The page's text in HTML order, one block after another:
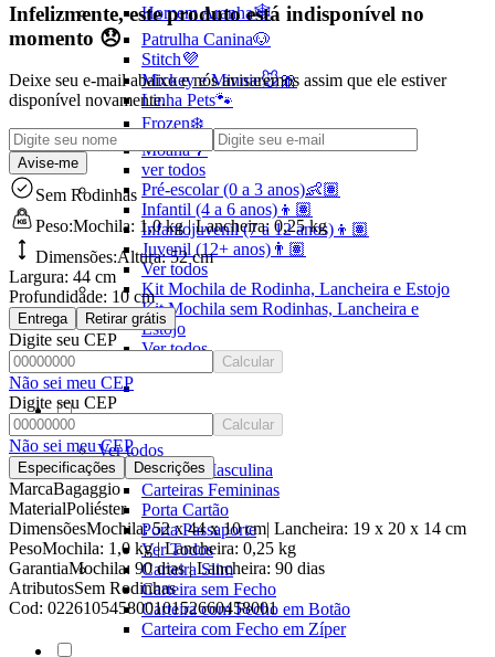
Homem Aranha🕸️
Patrulha Canina🐶
Stitch💜
Mickey e Minnie🐭🎀
Linha Pets🐾
Frozen❄️
Moana🌴
ver todos
Pré-escolar (0 a 3 anos)👶🏽
Infantil (4 a 6 anos)👦🏽
Infantojuvenil (7 a 12 anos)👦🏽
Juvenil (12+ anos)👨🏽
Ver todos
Kit Mochila de Rodinha, Lancheira e Estojo
Kit Mochila sem Rodinhas, Lancheira e
Estojo
Ver todos
CARTEIRAS
Ver todos
Carteira Masculina
Carteiras Femininas
Porta Cartão
Porta Passaporte
Ver Todos
Carteira Slim
Carteira sem Fecho
Carteira com Fecho em Botão
Carteira com Fecho em Zíper
Infelizmente, este produto está indisponível no
momento 😞
Deixe seu e-mail abaixo e nós avisaremos assim que ele estiver
disponível novamente.
Avise-me
Sem Rodinhas
Peso:Mochila: 1,0 kg | Lancheira: 0,25 kg
Dimensões:Altura: 52 cm
Largura: 44 cm
Profundidade: 10 cm
Entrega Retirar grátis
Digite seu CEP
Calcular
Não sei meu CEP
Digite seu CEP
Calcular
Não sei meu CEP
Especificações Descrições
MarcaBagaggio
MaterialPoliéster
DimensõesMochila: 52 x 44 x 10 cm| Lancheira: 19 x 20 x 14 cm
PesoMochila: 1,0 kg | Lancheira: 0,25 kg
GarantiaMochila: 90 dias | Lancheira: 90 dias
AtributosSem Rodinhas
Cod: 02261054580010152660458001